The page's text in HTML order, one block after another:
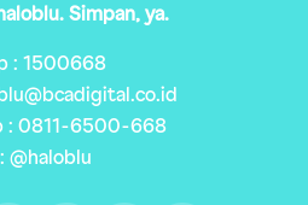
Simpan, ya.
: 1500668
: 0811-6500-668
@haloblu